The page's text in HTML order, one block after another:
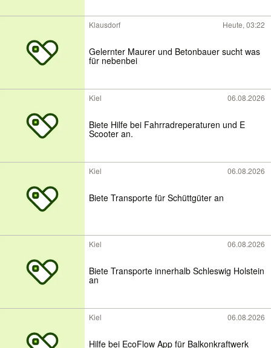
Klausdorf Heute, 03:22
Gelernter Maurer und Betonbauer sucht was
für nebenbei
Kiel 06.08.2026
Biete Hilfe bei Fahrradreperaturen und E
Scooter an.
Kiel 06.08.2026
Biete Transporte für Schüttgüter an
Kiel 06.08.2026
Biete Transporte innerhalb Schleswig Holstein
an
Kiel 06.08.2026
Hilfe bei EcoFlow App für Balkonkraftwerk